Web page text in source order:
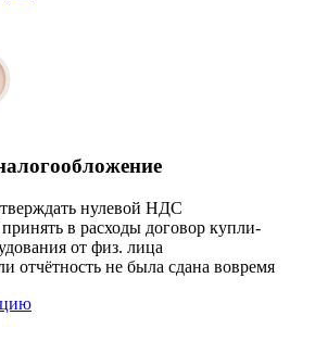
нулевой НДС
в расходы договор купли-
от физ. лица
отчётность не была сдана вовремя